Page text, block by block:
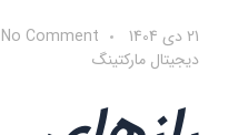
21 دی 1404 No Comment
دیجیتال مارکتینگ